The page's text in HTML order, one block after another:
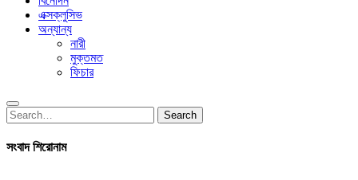
এক্সক্লুসিভ
অন্যান্য
নারী
মুক্তমত
ফিচার
Search
for:
Search
সংবাদ শিরোনাম